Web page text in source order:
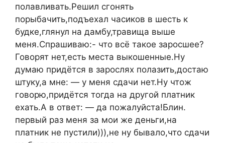
полавливать.Решил сгонять
порыбачить,подъехал часиков в шесть к
будке,глянул на дамбу,травища выше
меня.Спрашиваю:- что всё такое заросшее?
Говорят нет,есть места выкошенные.Ну
думаю придётся в зарослях полазить,достаю
штуку,а мне: — у меня сдачи нет.Ну чтож
говорю,придётся тогда на другой платник
ехать.А в ответ: — да пожалуйста!Блин.
первый раз меня за мои же деньги,на
платник не пустили))),не ну бывало,что сдачи